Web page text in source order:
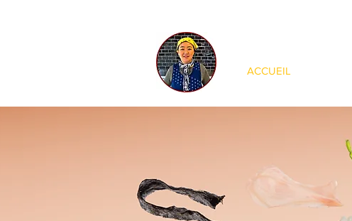
ACCUEIL